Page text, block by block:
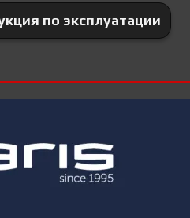
по эксплуатации